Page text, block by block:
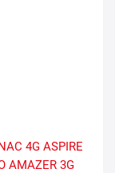
4G ASPIRE
AMAZER 3G